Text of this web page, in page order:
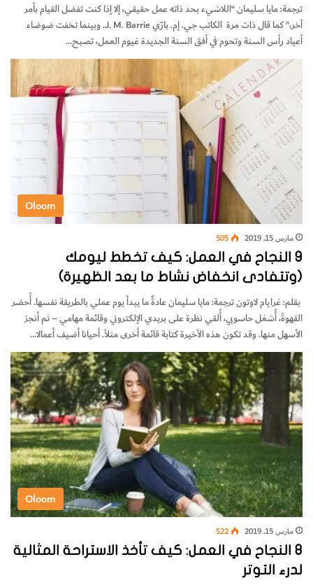
ترجمة: مايا سليمان “اللاشيء بحد ذاته عمل حقيقي، إلا إذا كنت تفضل القيام بأمر
آخر،” كما قال ذات مرة الكاتب جي. إم. بارّي J. M. Barrie. وبينما تخفت ضوضاء
أعياد رأس السنة وتحوم في أفق السنة الجديدة غيوم العمل، تصبح…
Oloom
مارس 15, 2019 505
9 النجاح في العمل: كيف تخطط ليومك
(وتتفادى انخفاض نشاط ما بعد الظهيرة)
بقلم: غرايام لاوتون ترجمة: مايا سليمان عادةً ما يبدأ يوم عملي بالطريقة نفسها. أُحضر
القهوةَ، أُشغل حاسوبي، أُلقي نظرة على بريدي الإلكتروني وقائمة مهامي – ثم أنجز
الأسهل منها. وقد تكون هذه الأخيرة كتابة قائمة أخرى مثلأ. أحيانا أضيف أعمالا…
Oloom
مارس 15, 2019 522
8 النجاح في العمل: كيف تأخذ الاستراحة المثالية
لدرء التوتر